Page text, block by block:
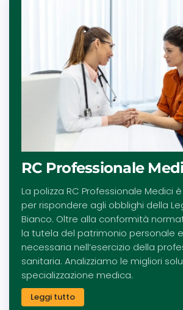
RC Professionale
La polizza RC Professionale Medici
per rispondere agli obblighi della
Bianco. Oltre alla conformità
la tutela del patrimonio personale
necessaria nell’esercizio della
sanitaria. Analizziamo le migliori
specializzazione medica.
Leggi tutto